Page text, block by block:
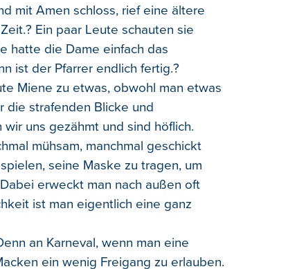
mit Amen schloss, rief eine ältere
Ein paar Leute schauten sie
hatte die Dame einfach das
ist der Pfarrer endlich fertig.?
Miene zu etwas, obwohl man etwas
die strafenden Blicke und
uns gezähmt und sind höflich.
mühsam, manchmal geschickt
seine Maske zu tragen, um
erweckt man nach außen oft
ist man eigentlich eine ganz
an Karneval, wenn man eine
ein wenig Freigang zu erlauben.